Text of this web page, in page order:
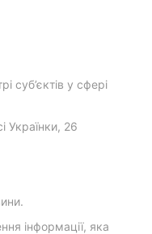
суб’єктів у сфері
Українки, 26
інформації, яка